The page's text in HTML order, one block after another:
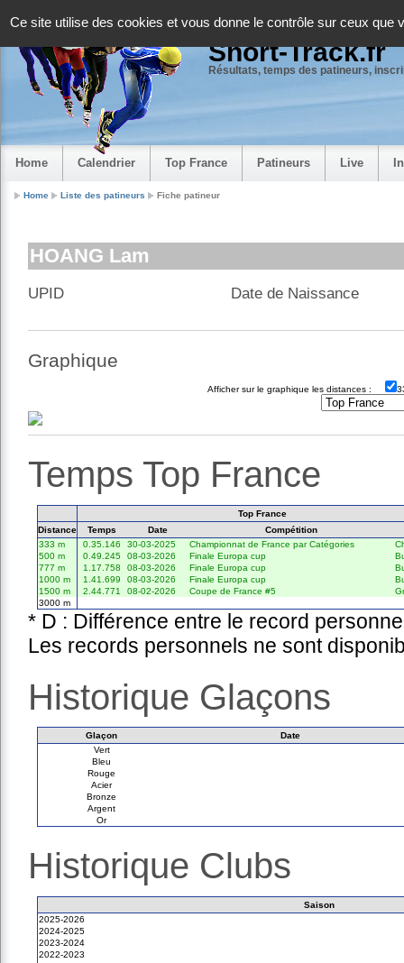
Ce site utilise des cookies et vous donne le contrôle sur ceux que
Short-Track.fr
Résultats, temps des patineurs,
Home Calendrier Top France Patineurs Live
Home Liste des patineurs Fiche patineur
HOANG Lam
UPID Date de Naissance
Graphique
Afficher sur le graphique les distances :
Temps Top France
Top France
Distance
Temps Date
Compétition
333 m
0.35.146 30-03-2025 Championnat de France par Catégories
500 m
0.49.245 08-03-2026 Finale Europa cup
777 m
1.17.758 08-03-2026 Finale Europa cup
1000 m
1.41.699 08-03-2026 Finale Europa cup
1500 m
2.44.771 08-02-2026 Coupe de France #5
3000 m
* D : Différence entre le record
Les records personnels ne sont
Historique Glaçons
Glaçon
Date
Vert
Bleu
Rouge
Acier
Bronze
Argent
Or
Historique Clubs
Saison
2025-2026
2024-2025
2023-2024
2022-2023